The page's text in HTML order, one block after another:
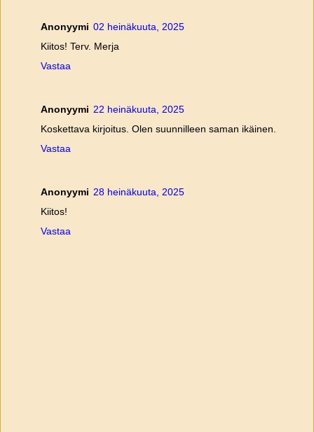
Anonyymi 02 heinäkuuta, 2025
Kiitos! Terv. Merja
Vastaa
Anonyymi 22 heinäkuuta, 2025
Koskettava kirjoitus. Olen suunnilleen saman ikäinen.
Vastaa
Anonyymi 28 heinäkuuta, 2025
Kiitos!
Vastaa